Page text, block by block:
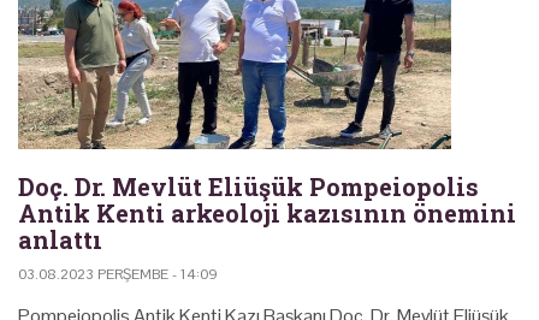
Doç. Dr. Mevlüt Eliüşük Pompeiopolis
Antik Kenti arkeoloji kazısının önemini
anlattı
03.08.2023 PERŞEMBE - 14:09